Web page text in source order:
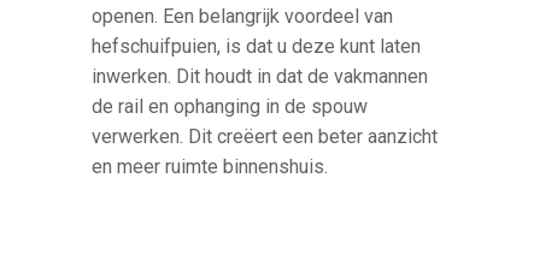
openen. Een belangrijk voordeel van
hefschuifpuien, is dat u deze kunt laten
inwerken. Dit houdt in dat de vakmannen
de rail en ophanging in de spouw
verwerken. Dit creëert een beter aanzicht
en meer ruimte binnenshuis.